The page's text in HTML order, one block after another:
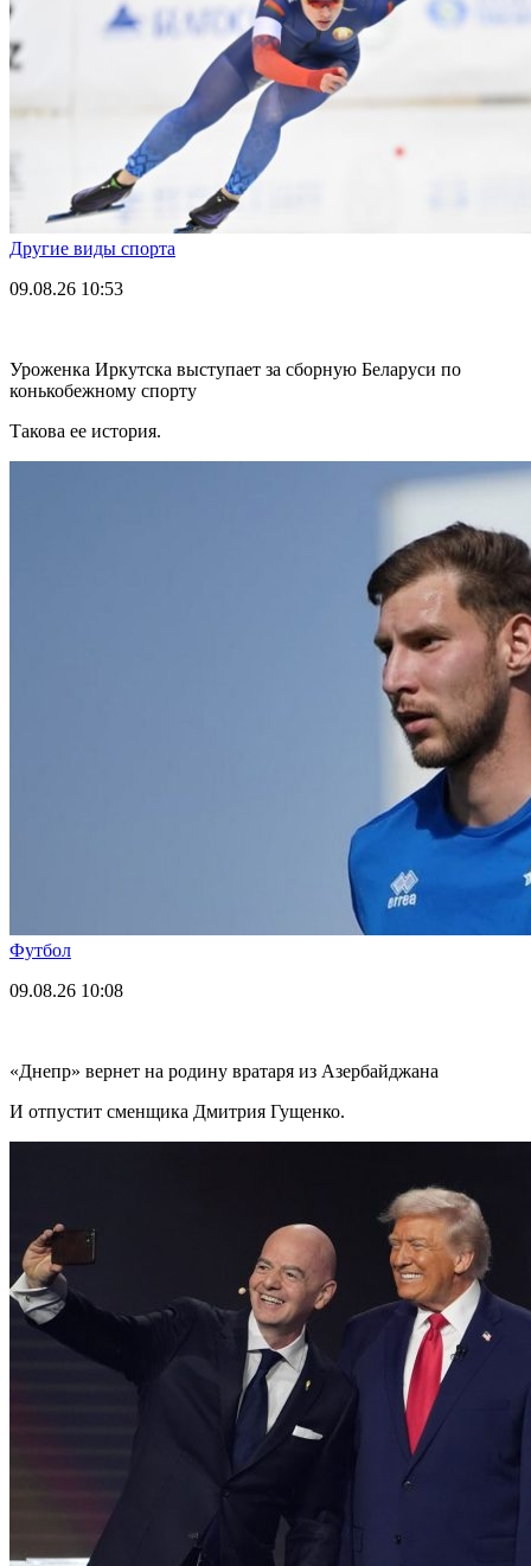
Другие виды спорта
09.08.26 10:53
Уроженка Иркутска выступает за сборную Беларуси по
конькобежному спорту
Такова ее история.
Футбол
09.08.26 10:08
«Днепр» вернет на родину вратаря из Азербайджана
И отпустит сменщика Дмитрия Гущенко.